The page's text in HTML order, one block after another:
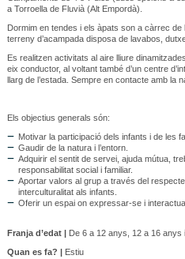
a Torroella de Fluvià (Alt Empordà).
Dormim en tendes i els àpats son a càrrec de
terreny d’acampada disposa de lavabos,
Es realitzen activitats al aire lliure
eix conductor, al voltant també d’un centre
llarg de l’estada. Sempre en contacte amb la
Els objectius generals són:
Motivar la participació dels infants i de les
Gaudir de la natura i l’entorn.
Adquirir el sentit de servei, ajuda mútua,
responsabilitat social i familiar.
Aportar valors al grup a través del
interculturalitat als infants.
Oferir un espai on expressar-se i
Franja d’edat |De 6 a 12 anys, 12 a 16 anys
Quan es fa? |Estiu